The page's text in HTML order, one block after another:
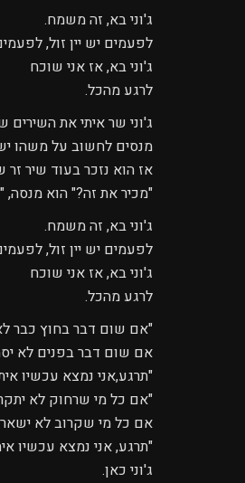
ג'וני בא, זה משמח.
לפעמים יש יין זול,
ג'וני בא, אז אני שוכח
לרגע מהכל.
ג'וני שר איתי את
מנסים לחשוב על משהו
אז הוא נזכר בעוד שיר זר
"מכיר את זה?" הוא מנסה,
ג'וני בא, זה משמח.
לפעמים יש יין זול,
ג'וני בא, אז אני שוכח
לרגע מהכל.
"אם שום דבר בחוץ כבר
אם שום דבר בפנים לא
"תרגע,אני נמצא עכשיו
"אם כל מי שרחוק לא
אם כל מי שקרוב לא
"תרגע, אני נמצא עכשיו
ג'וני כאן.